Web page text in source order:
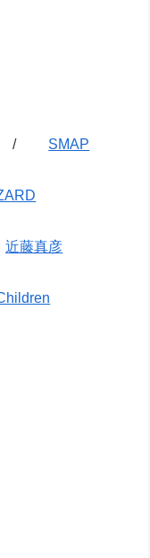
～ / SMAP
近藤真彦